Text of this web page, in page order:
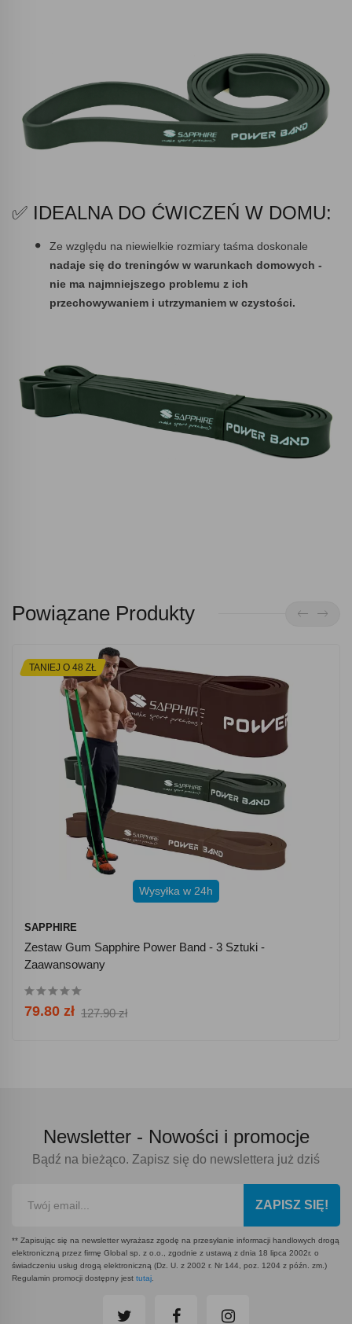
✅ IDEALNA DO ĆWICZEŃ W DOMU:
Ze względu na niewielkie rozmiary taśma doskonale
nadaje się do treningów w warunkach domowych -
nie ma najmniejszego problemu z ich
przechowywaniem i utrzymaniem w czystości.
Powiązane Produkty
TANIEJ O 48 ZŁ
Wysyłka w 24h
SAPPHIRE
Zestaw Gum Sapphire Power Band - 3 Sztuki -
Zaawansowany
79.80 zł 127.90 zł
Newsletter - Nowości i promocje
Bądź na bieżąco. Zapisz się do newslettera już dziś
ZAPISZ SIĘ!
** Zapisując się na newsletter wyrażasz zgodę na przesyłanie informacji handlowych drogą
elektroniczną przez firmę Global sp. z o.o., zgodnie z ustawą z dnia 18 lipca 2002r. o
świadczeniu usług drogą elektroniczną (Dz. U. z 2002 r. Nr 144, poz. 1204 z późn. zm.)
Regulamin promocji dostępny jest tutaj